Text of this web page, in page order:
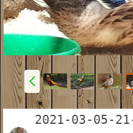
2021-03-05-